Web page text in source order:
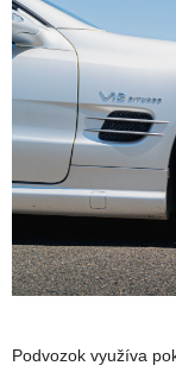
Podvozok využíva